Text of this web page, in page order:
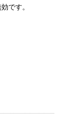
です。